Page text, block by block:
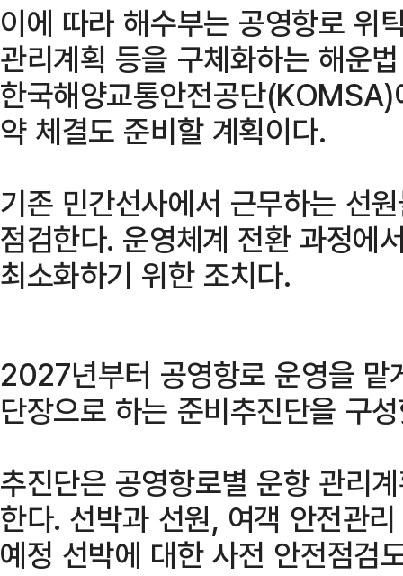
이에 따라 해수부는 공영항로 위
관리계획 등을 구체화하는 해운
한국해양교통안전공단
약 체결도 준비할 계획이다.
기존 민간선사에서 근무하는 선
점검한다. 운영체계 전환 과정에
최소화하기 위한 조치다.
2027년부터 공영항로 운영을
단장으로 하는 준비추진단을 구
추진단은 공영항로별 운항 관리
한다. 선박과 선원, 여객 안전관
예정 선박에 대한 사전 안전점검